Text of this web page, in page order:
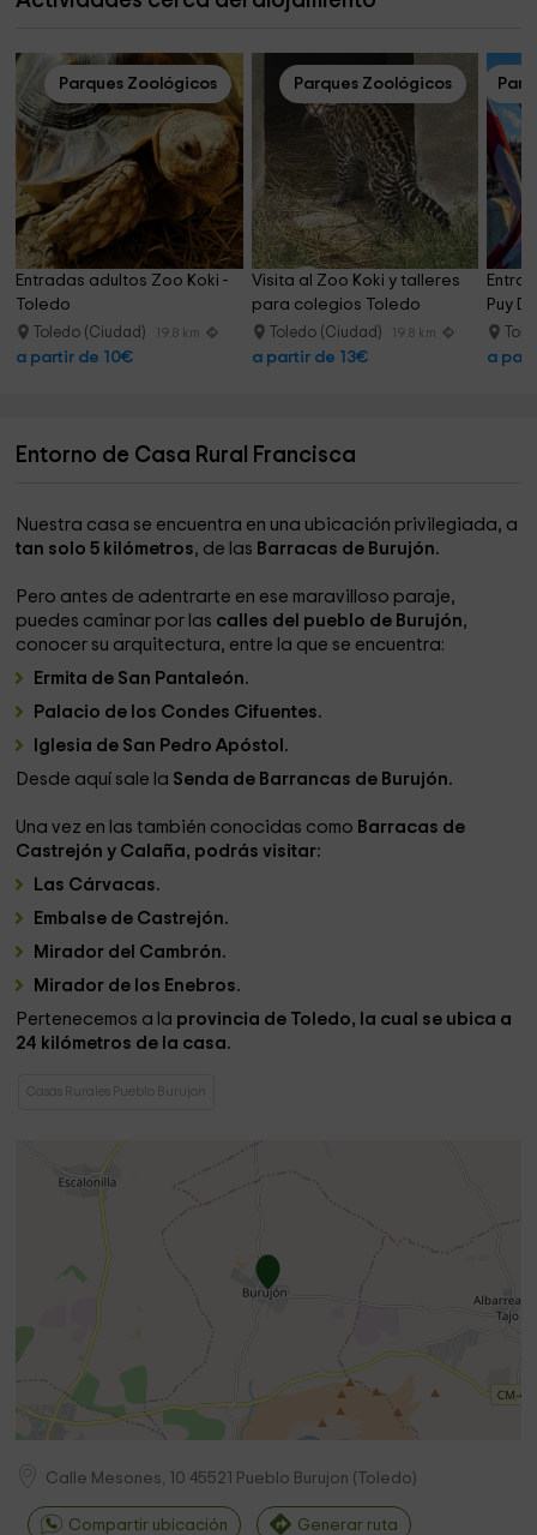
Parques Zoológicos
Entradas adultos Zoo Koki -
Toledo
Toledo (Ciudad) 19.8 km
a partir de 10€
Parques Zoológicos
Visita al Zoo Koki y talleres
para colegios Toledo
Toledo (Ciudad) 19.8 km
a partir de 13€
Puy
a
Entorno de Casa Rural Francisca
Nuestra casa se encuentra en una ubicación privilegiada, a
tan solo 5 kilómetros, de las Barracas de Burujón.
Pero antes de adentrarte en ese maravilloso paraje,
puedes caminar por las calles del pueblo de Burujón,
conocer su arquitectura, entre la que se encuentra:
Ermita de San Pantaleón.
Palacio de los Condes Cifuentes.
Iglesia de San Pedro Apóstol.
Desde aquí sale la Senda de Barrancas de Burujón.
Una vez en las también conocidas como Barracas de
Castrejón y Calaña, podrás visitar:
Las Cárvacas.
Embalse de Castrejón.
Mirador del Cambrón.
Mirador de los Enebros.
Pertenecemos a la provincia de Toledo, la cual se ubica a
24 kilómetros de la casa.
Casas Rurales Pueblo Burujon
Calle Mesones, 1045521 Pueblo Burujon ( Toledo)
Compartir ubicación Generar ruta